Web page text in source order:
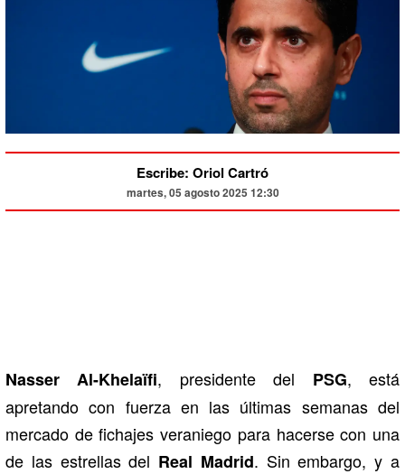
Escribe: Oriol Cartró
martes, 05 agosto 2025 12:30
Nasser Al-Khelaïfi, presidente del PSG, está
apretando con fuerza en las últimas semanas del
mercado de fichajes veraniego para hacerse con una
de las estrellas del Real Madrid. Sin embargo, y a